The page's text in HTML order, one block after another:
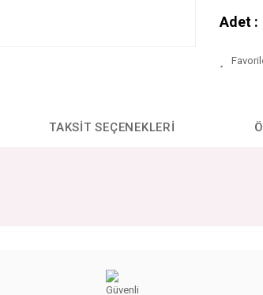
Adet :
TAKSIT SEÇENEKLERI